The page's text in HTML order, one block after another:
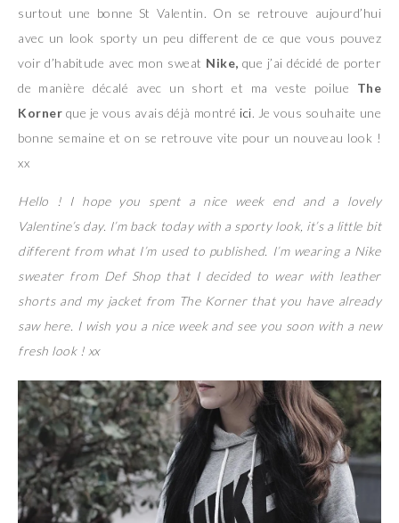
surtout une bonne St Valentin. On se retrouve aujourd’hui
avec un look sporty un peu different de ce que vous pouvez
voir d’habitude avec mon sweat Nike, que j’ai décidé de porter
de manière décalé avec un short et ma veste poilue The
Korner que je vous avais déjà montré ici. Je vous souhaite une
bonne semaine et on se retrouve vite pour un nouveau look !
xx
Hello ! I hope you spent a nice week end and a lovely
Valentine’s day. I’m back today with a sporty look, it’s a little bit
different from what I’m used to published. I’m wearing a Nike
sweater from Def Shop that I decided to wear with leather
shorts and my jacket from The Korner that you have already
saw here. I wish you a nice week and see you soon with a new
fresh look ! xx